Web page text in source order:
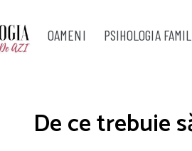
OAMENI PSIHOLOGIA
De ce trebuie